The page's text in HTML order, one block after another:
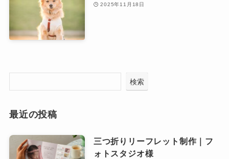
2025年11月18日
検索
最近の投稿
三つ折りリーフレット制作｜フ
ォトスタジオ様